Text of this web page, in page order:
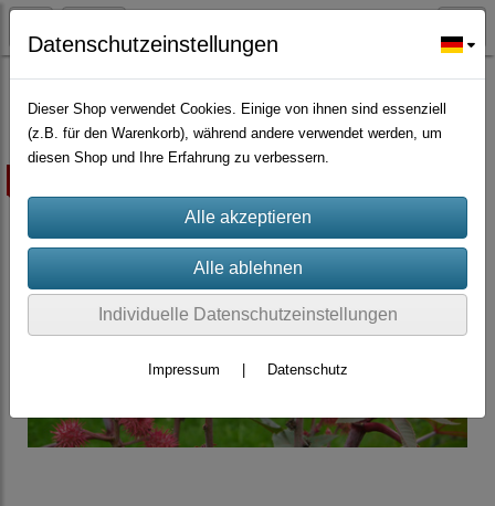
Bäume Sträucher Nadelbäume, Palmen
Datenschutzeinstellungen
Dieser Shop verwendet Cookies. Einige von ihnen sind essenziell
(z.B. für den Warenkorb), während andere verwendet werden, um
diesen Shop und Ihre Erfahrung zu verbessern.
Individuelle Datenschutzeinstellungen
Impressum Datenschutz